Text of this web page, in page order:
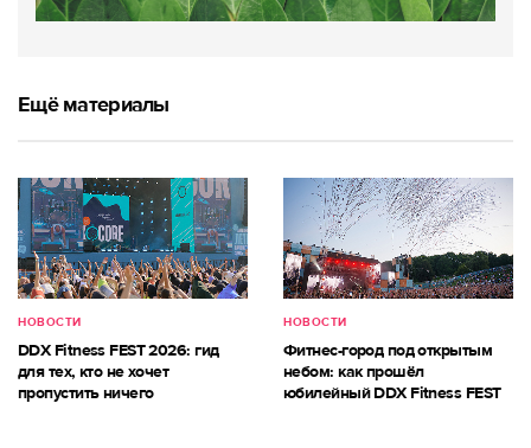
Ещё материалы
НОВОСТИ
DDX Fitness FEST 2026: гид
для тех, кто не хочет
пропустить ничего
НОВОСТИ
Фитнес-город под открытым
небом: как прошёл
юбилейный DDX Fitness FEST